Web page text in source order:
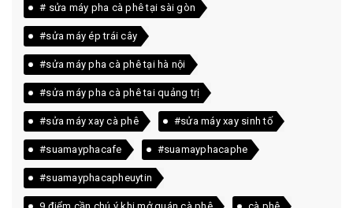
# sửa máy pha cà phê tại sài gòn
#sửa máy ép trái cây
#sửa máy pha cà phê tại hà nội
#sửa máy pha cà phê tai quảng trị
#sửa máy xay cà phê #sửa máy xay sinh tố
#suamayphacafe #suamayphacaphe
#suamayphacapheuytin